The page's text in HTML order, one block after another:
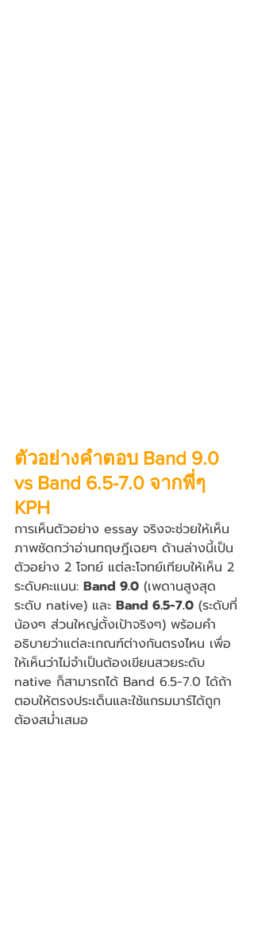
ตัวอย่างคำตอบ Band 9.0
vs Band 6.5-7.0 จากพี่ๆ
KPH
การเห็นตัวอย่าง essay จริงจะช่วยให้เห็น
ภาพชัดกว่าอ่านทฤษฎีเฉยๆ ด้านล่างนี้เป็น
ตัวอย่าง 2 โจทย์ แต่ละโจทย์เทียบให้เห็น 2
ระดับคะแนน: Band 9.0 (เพดานสูงสุด
ระดับ native) และ Band 6.5-7.0 (ระดับที่
น้องๆ ส่วนใหญ่ตั้งเป้าจริงๆ) พร้อมคำ
อธิบายว่าแต่ละเกณฑ์ต่างกันตรงไหน เพื่อ
ให้เห็นว่าไม่จำเป็นต้องเขียนสวยระดับ
native ก็สามารถได้ Band 6.5-7.0 ได้ถ้า
ตอบให้ตรงประเด็นและใช้แกรมมาร์ได้ถูก
ต้องสม่ำเสมอ